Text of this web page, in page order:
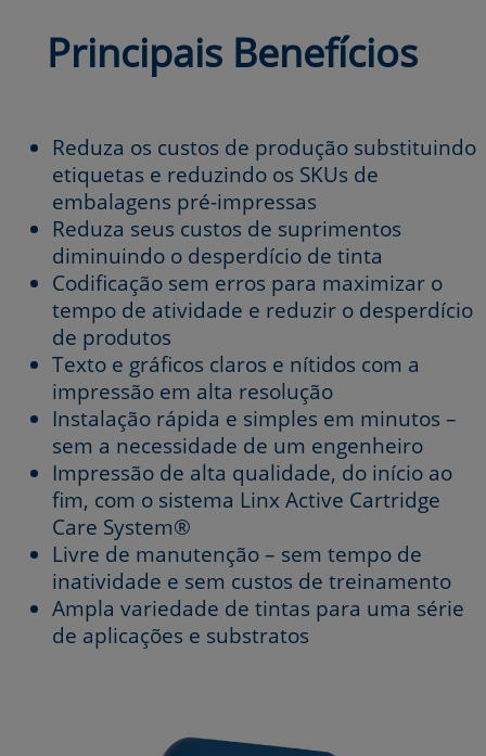
Principais Benefícios
Reduza os custos de produção substituindo
etiquetas e reduzindo os SKUs de
embalagens pré-impressas
Reduza seus custos de suprimentos
diminuindo o desperdício de tinta
Codificação sem erros para maximizar o
tempo de atividade e reduzir o desperdício
de produtos
Texto e gráficos claros e nítidos com a
impressão em alta resolução
Instalação rápida e simples em minutos –
sem a necessidade de um engenheiro
Impressão de alta qualidade, do início ao
fim, com o sistema Linx Active Cartridge
Care System®
Livre de manutenção – sem tempo de
inatividade e sem custos de treinamento
Ampla variedade de tintas para uma série
de aplicações e substratos